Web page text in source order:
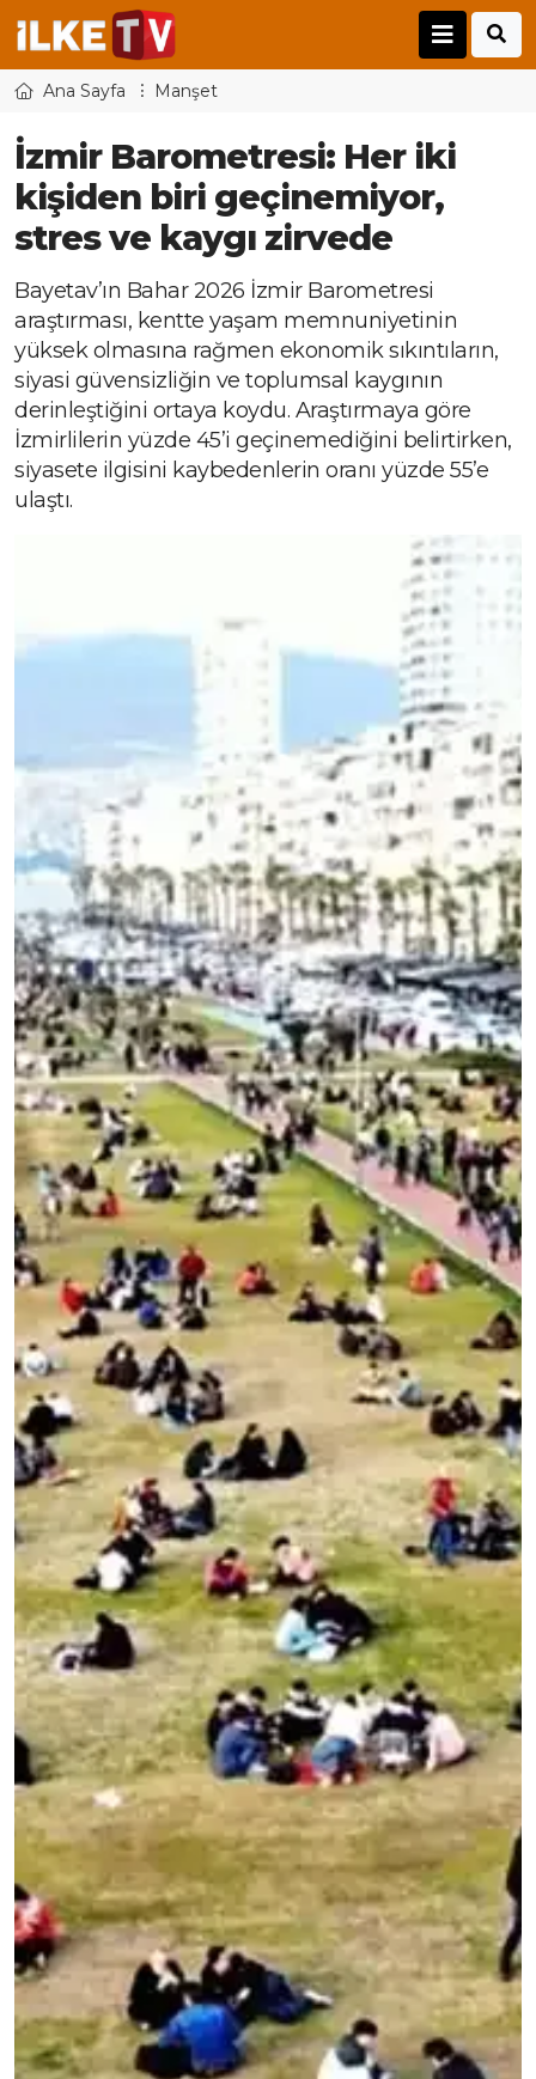
Ana Sayfa Manşet
İzmir Barometresi: Her iki
kişiden biri geçinemiyor,
stres ve kaygı zirvede
Bayetav’ın Bahar 2026 İzmir Barometresi
araştırması, kentte yaşam memnuniyetinin
yüksek olmasına rağmen ekonomik sıkıntıların,
siyasi güvensizliğin ve toplumsal kaygının
derinleştiğini ortaya koydu. Araştırmaya göre
İzmirlilerin yüzde 45’i geçinemediğini belirtirken,
siyasete ilgisini kaybedenlerin oranı yüzde 55’e
ulaştı.